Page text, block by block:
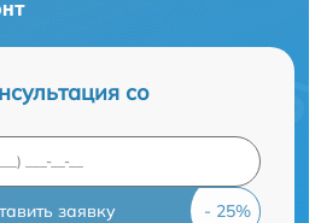
со
заявку